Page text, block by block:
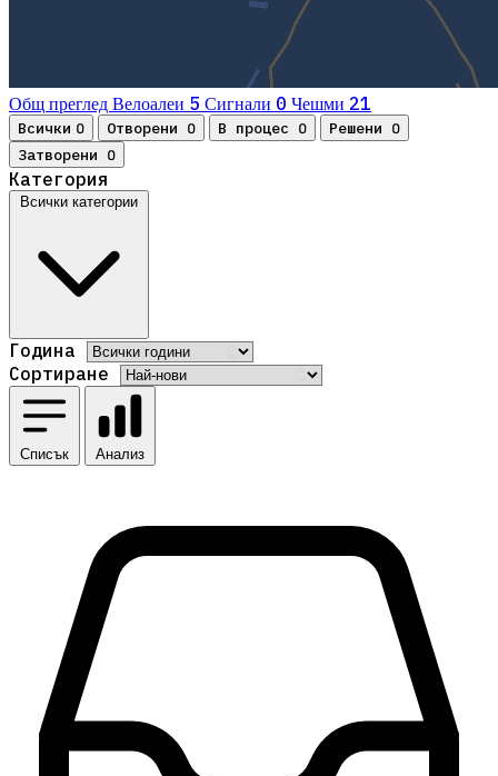
Общ преглед Велоалеи 5 Сигнали 0 Чешми 21
Всички 0 Отворени 0 В процес 0 Решени 0
Затворени 0
Категория
Всички категории
Година
Сортиране
Списък Анализ